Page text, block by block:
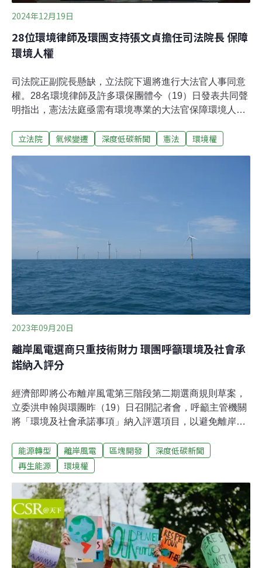
2024年12月19日
28位環境律師及環團支持張文貞擔任司法院長 保障
環境人權
司法院正副院長懸缺，立法院下週將進行大法官人事同意
權。28名環境律師及許多環保團體今（19）日發表共同聲
明指出，憲法法庭亟需有環境專業的大法官保障環境人
院長。同時也呼籲撤回《憲法訴訟法》修法，保障憲法法
教授張文貞長期投身環境、氣候與人權等領域。今日環保
共同聲明，支持張文貞擔任司法院院長。共同聲明指出，
環境為新興的人權議題，包含氣候變遷、環境污染、生態
多樣性喪失等，已對人權造成許多負面影響，甚至威脅人
類的生存，然而過去釋憲實務鮮少觸及，因此憲法法庭亟
需有環境專業的大法官強化環境人權的保障。張文貞深耕
憲法、國際人權法、行政法及國際環境法等公法
立法院 氣候變遷 深度低碳新聞 憲法 環境權
2023年09月20日
離岸風電選商只重技術財力 環團呼籲環境及社會承
諾納入評分
經濟部即將公布離岸風電第三階段第二期選商規則草案，
立委洪申翰與環團昨（19）日召開記者會，呼籲主管機關
將「環境及社會承諾事項」納入評選項目，以避免離岸風
許多開發案對環境影響評估只做到最低標準，政府也只看
重廠商的建造技術和財務健全度，洪申翰去年曾向能源局
法納入考量，並盡快公布草案。 環團：離岸風電選商應納
入環保、漁業離岸風電選商進行到第三階段第一期，洪申
翰表示，政府公開資料顯示，目前選商規則只審查廠商的
技術能力、財務能力和產業關聯化，下一步則是取最低價
者，對重視環保、社會議題的業者而言並不公平。洪申翰
要求主管機關實現綠能的初衷，將「生態友善」納入招標
能源轉型 離岸風電 區塊開發
深度低碳新聞
再生能源
環境權